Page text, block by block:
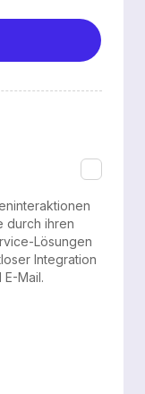
durch ihren
Lösungen
Integration
Mail.